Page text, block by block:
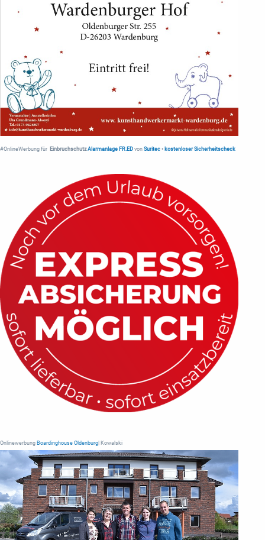
#OnlineWerbung für Einbruchschutz Alarmanlage FR.ED von Suritec • kostenloser Sicherheitscheck
Onlinewerbung Boardinghouse Oldenburg | Kowalski